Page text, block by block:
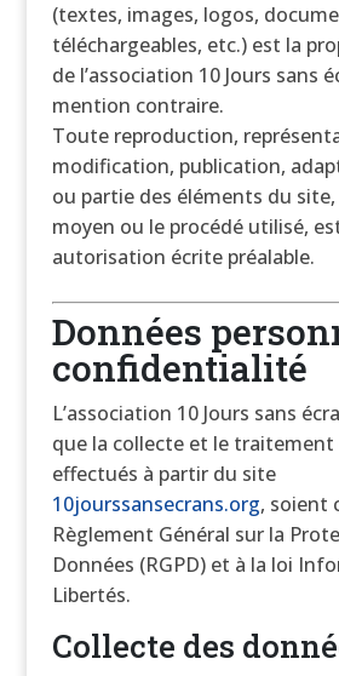
(textes, images, logos,
téléchargeables, etc.) est la
de l’association 10 Jours sans
mention contraire.
Toute reproduction,
modification, publication,
ou partie des éléments du
moyen ou le procédé utilisé,
autorisation écrite préalable.
Données
confidentialité
L’association 10 Jours sans
que la collecte et le traitement
effectués à partir du site
10jourssansecrans.org, soient
Règlement Général sur la
Données (RGPD) et à la loi
Libertés.
Collecte des